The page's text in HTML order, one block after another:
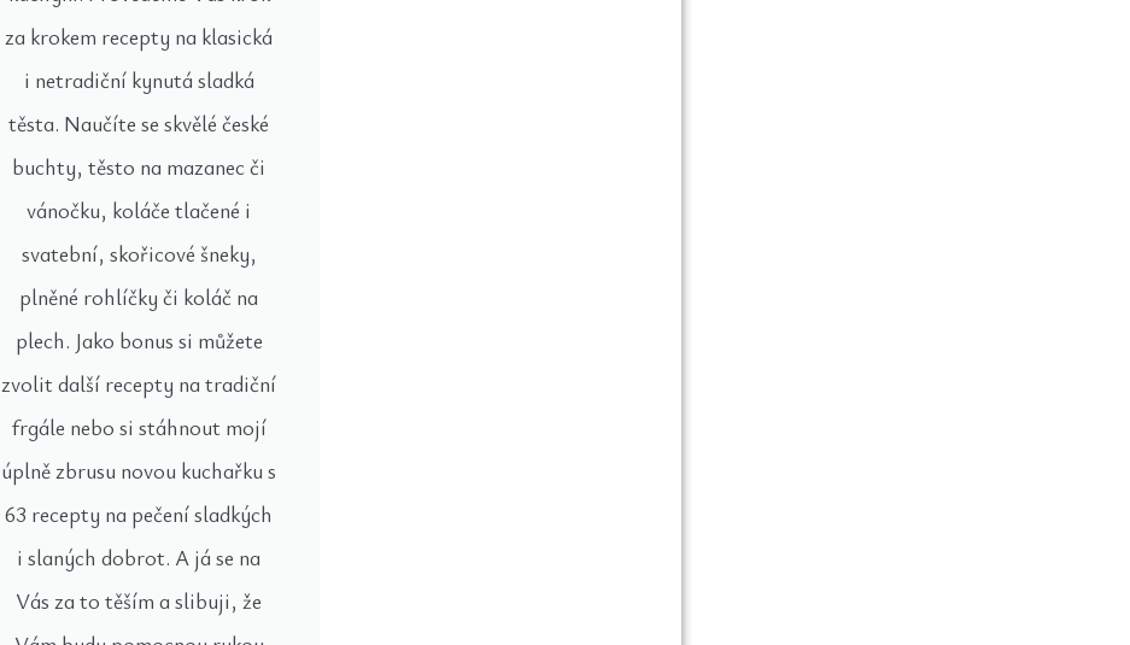
za krokem recepty na klasická
i netradiční kynutá sladká
těsta. Naučíte se skvělé české
buchty, těsto na mazanec či
vánočku, koláče tlačené i
svatební, skořicové šneky,
plněné rohlíčky či koláč na
plech. Jako bonus si můžete
zvolit další recepty na tradiční
frgále nebo si stáhnout mojí
úplně zbrusu novou kuchařku s
63 recepty na pečení sladkých
i slaných dobrot. A já se na
Vás za to těším a slibuji, že